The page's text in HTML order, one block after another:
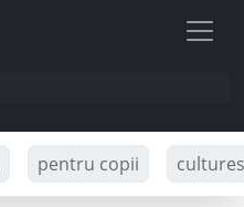
pentru copii